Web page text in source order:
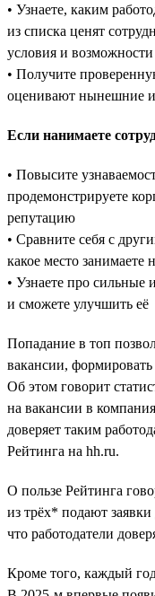
• Узнаете, каким
из списка ценят
условия и возможности
• Получите
оценивают нынешние
Если нанимаете
• Повысите
продемонстрируете
репутацию
• Сравните себя с
какое место занимаете
• Узнаете про сильные
и сможете улучшить её
Попадание в топ
вакансии,
Об этом говорит
на вакансии в
доверяет таким
Рейтинга на hh.ru.
О пользе Рейтинга
из трёх* подают
что работодатели
Кроме того, каждый